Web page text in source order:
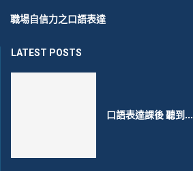
職場自信力之口語表達
LATEST POSTS
口語表達課後 聽到...